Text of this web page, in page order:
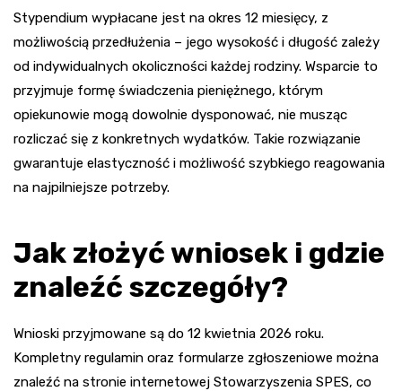
Stypendium wypłacane jest na okres 12 miesięcy, z
możliwością przedłużenia – jego wysokość i długość zależy
od indywidualnych okoliczności każdej rodziny. Wsparcie to
przyjmuje formę świadczenia pieniężnego, którym
opiekunowie mogą dowolnie dysponować, nie musząc
rozliczać się z konkretnych wydatków. Takie rozwiązanie
gwarantuje elastyczność i możliwość szybkiego reagowania
na najpilniejsze potrzeby.
Jak złożyć wniosek i gdzie
znaleźć szczegóły?
Wnioski przyjmowane są do 12 kwietnia 2026 roku.
Kompletny regulamin oraz formularze zgłoszeniowe można
znaleźć na stronie internetowej Stowarzyszenia SPES, co